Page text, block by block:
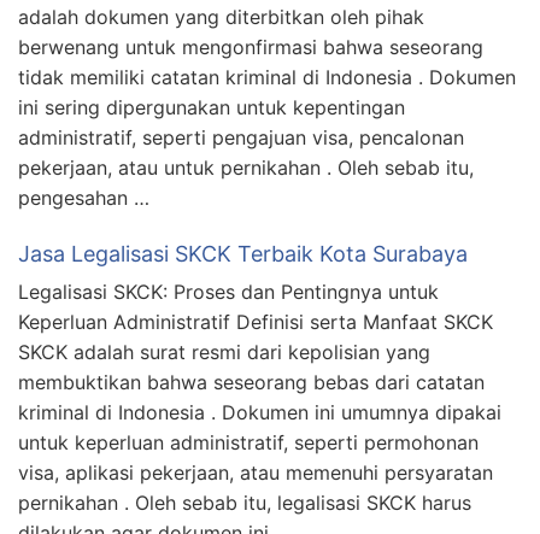
adalah dokumen yang diterbitkan oleh pihak
berwenang untuk mengonfirmasi bahwa seseorang
tidak memiliki catatan kriminal di Indonesia . Dokumen
ini sering dipergunakan untuk kepentingan
administratif, seperti pengajuan visa, pencalonan
pekerjaan, atau untuk pernikahan . Oleh sebab itu,
pengesahan …
Jasa Legalisasi SKCK Terbaik Kota Surabaya
Legalisasi SKCK: Proses dan Pentingnya untuk
Keperluan Administratif Definisi serta Manfaat SKCK
SKCK adalah surat resmi dari kepolisian yang
membuktikan bahwa seseorang bebas dari catatan
kriminal di Indonesia . Dokumen ini umumnya dipakai
untuk keperluan administratif, seperti permohonan
visa, aplikasi pekerjaan, atau memenuhi persyaratan
pernikahan . Oleh sebab itu, legalisasi SKCK harus